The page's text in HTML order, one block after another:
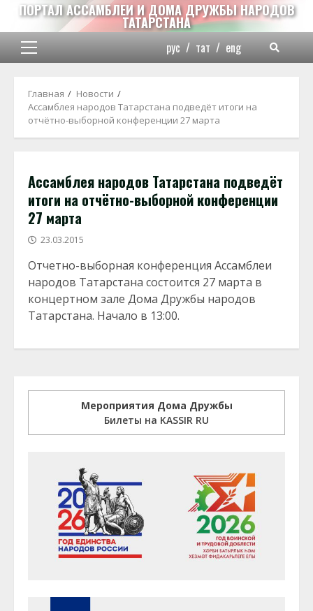
Перейти
содержимому
ПОРТАЛ АССАМБЛЕИ И ДОМА ДРУЖБЫ НАРОДОВ
ТАТАРСТАНА
Основное
рус / тат / eng
Главная
Новости
Ассамблея народов Татарстана подведёт итоги на
отчётно-выборной конференции 27 марта
Ассамблея народов Татарстана подведёт
итоги на отчётно-выборной конференции
27 марта
23.03.2015
Отчетно-выборная конференция Ассамблеи
народов Татарстана состоится 27 марта в
концертном зале Дома Дружбы народов
Татарстана. Начало в 13:00.
Мероприятия Дома Дружбы
Билеты на KASSIR RU